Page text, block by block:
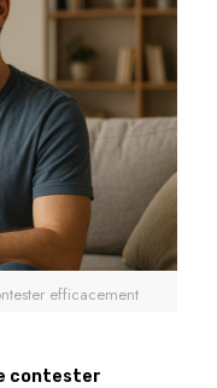
efficacement
contester